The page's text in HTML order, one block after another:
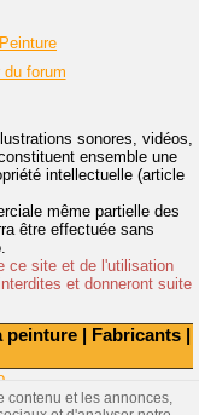
peinture | Fabricants |
du forum
sonores, vidéos,
ensemble une
intellectuelle (article
même partielle des
être effectuée sans
ce site et de l'utilisation
et donneront suite
contenu et les annonces,